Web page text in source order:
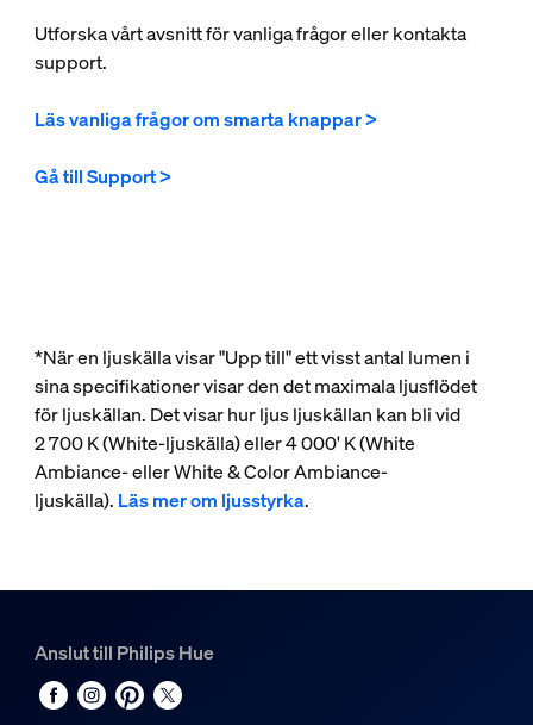
Utforska vårt avsnitt för vanliga frågor eller kontakta
support.
Läs vanliga frågor om smarta knappar >
Gå till Support >
*När en ljuskälla visar "Upp till" ett visst antal lumen i
sina specifikationer visar den det maximala ljusflödet
för ljuskällan. Det visar hur ljus ljuskällan kan bli vid
2 700 K (White-ljuskälla) eller 4 000' K (White
Ambiance- eller White & Color Ambiance-
ljuskälla). Läs mer om ljusstyrka.
Anslut till Philips Hue